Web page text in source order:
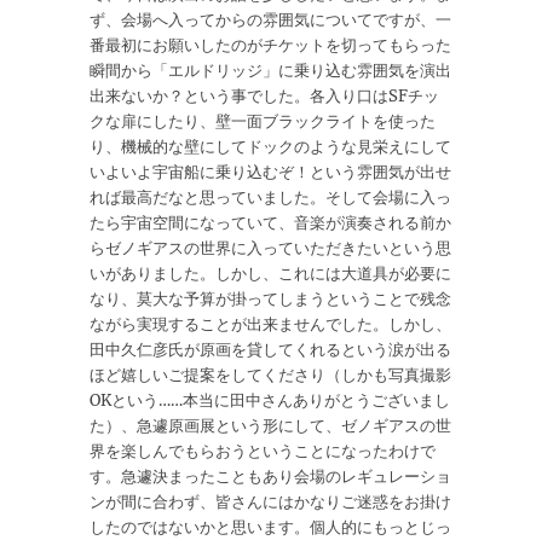
ず、会場へ入ってからの雰囲気についてですが、一
番最初にお願いしたのがチケットを切ってもらった
瞬間から「エルドリッジ」に乗り込む雰囲気を演出
出来ないか？という事でした。各入り口はSFチッ
クな扉にしたり、壁一面ブラックライトを使った
り、機械的な壁にしてドックのような見栄えにして
いよいよ宇宙船に乗り込むぞ！という雰囲気が出せ
れば最高だなと思っていました。そして会場に入っ
たら宇宙空間になっていて、音楽が演奏される前か
らゼノギアスの世界に入っていただきたいという思
いがありました。しかし、これには大道具が必要に
なり、莫大な予算が掛ってしまうということで残念
ながら実現することが出来ませんでした。しかし、
田中久仁彦氏が原画を貸してくれるという涙が出る
ほど嬉しいご提案をしてくださり（しかも写真撮影
OKという……本当に田中さんありがとうございまし
た）、急遽原画展という形にして、ゼノギアスの世
界を楽しんでもらおうということになったわけで
す。急遽決まったこともあり会場のレギュレーショ
ンが間に合わず、皆さんにはかなりご迷惑をお掛け
したのではないかと思います。個人的にもっとじっ